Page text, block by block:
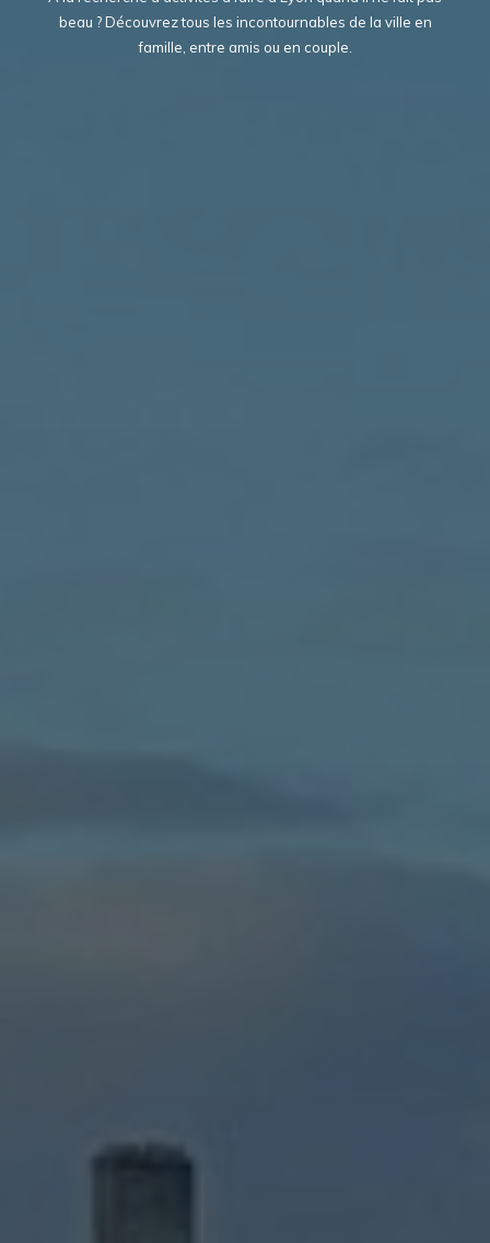
beau ? Découvrez tous les incontournables de la ville en
famille, entre amis ou en couple.